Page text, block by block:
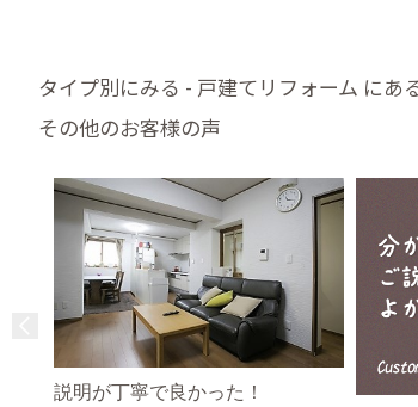
タイプ別にみる - 戸建てリフォーム にあ
その他のお客様の声
説明が丁寧で良かった！